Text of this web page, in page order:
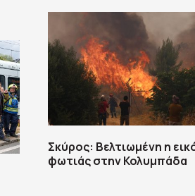
Σκύρος: Βελτιωμένη η
φωτιάς στην Κολυμπάδα